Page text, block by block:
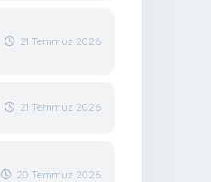
21 Temmuz 2026
21 Temmuz 2026
20 Temmuz 2026